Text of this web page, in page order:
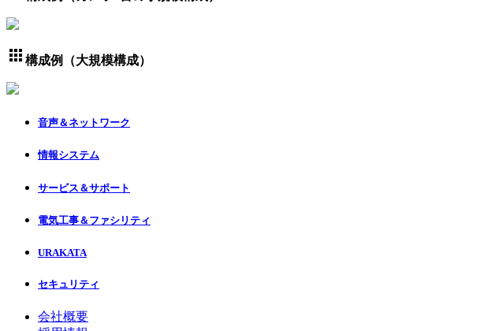
apps 構成例（大規模構成）
音声＆ネットワーク
情報システム
サービス＆サポート
電気工事＆ファシリティ
URAKATA
セキュリティ
会社概要